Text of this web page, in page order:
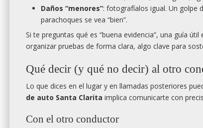
Daños “menores”: fotografíalos igual. Un golpe
parachoques se vea “bien”.
Si te preguntas qué es “buena evidencia”, una guía útil
organizar pruebas de forma clara, algo clave para
Qué decir (y qué no decir) al otro
Lo que dices en el lugar y en llamadas posteriores
de auto Santa Clarita implica comunicarte con
Con el otro conductor